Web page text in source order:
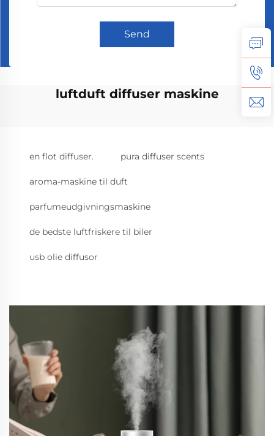
Send
luftduft diffuser maskine
en flot diffuser. pura diffuser scents
aroma-maskine til duft
parfumeudgivningsmaskine
de bedste luftfriskere til biler
usb olie diffusor